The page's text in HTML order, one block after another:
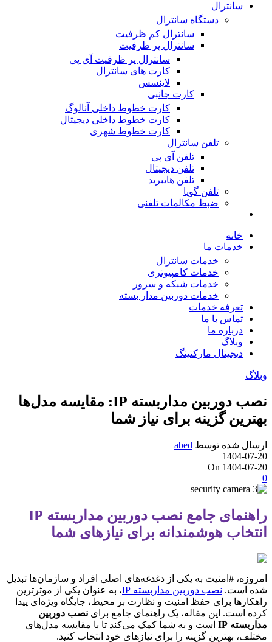
سانترال
دستگاه سانترال
سانترال کم ظرفیت
سانترال پر ظرفیت
سانترال پر ظرفیت آی پی
کارت های سانترال
لاینسس
کارت جانبی
کارت خطوط داخلی آنالوگ
کارت خطوط داخلی دیجیتال
کارت خطوط شهری
تلفن سانترال
تلفن آی پی
تلفن دیجیتال
تلفن هایبرید
تلفن گویا
ضبط مکالمات تلفنی
خانه
خدمات ما
خدمات سانترال
خدمات کامپیوتری
خدمات شبکه و سرور
خدمات دوربین مدار بسته
تعرفه خدمات
تماس با ما
درباره ما
وبلاگ
دیجیتال مارکتینگ
وبلاگ
نصب دوربین مداربسته IP: مقایسه مدل‌ها
بهترین گزینه برای نیاز شما
ارسال شده توسط abed
1404-07-20
On 1404-07-20
0
راهنمای جامع نصب دوربین مداربسته IP
انتخاب هوشمندانه برای نیازهای شما
امروزه، #امنیت به یکی از دغدغه‌های اصلی افراد و سازمان‌ها تبدیل
شده است. نصب دوربین مداربسته IP
، به عنوان یکی از موثرترین
راهکارها برای حفظ امنیت و نظارت بر محیط، جایگاه ویژه‌ای پیدا
کرده است. این مقاله، یک راهنمای جامع برای نصب دوربین
مداربسته IP
است و به شما کمک می‌کند تا با مقایسه مدل‌های
مختلف، بهترین گزینه را برای نیازهای خود انتخاب کنید.